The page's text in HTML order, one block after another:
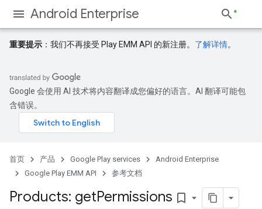
Android Enterprise
重要提示 ：我们不再接受 Play EMM API 的新注册。 了解详情。
Google 会使用 AI 技术将内容翻译成您偏好的语言。AI 翻译可能包
含错误。
首页 产品 Google Play services
Android Enterprise
Google Play EMM API
参考文档
Products: getPermissions bookmark_border